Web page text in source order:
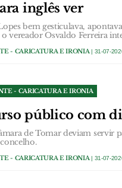
inglês ver
bem gesticulava,
vereador Osvaldo Ferreira
- CARICATURA E IRONIA | 31-07-
- CARICATURA E IRONIA
público com
de Tomar deviam servir
- CARICATURA E IRONIA | 31-07-